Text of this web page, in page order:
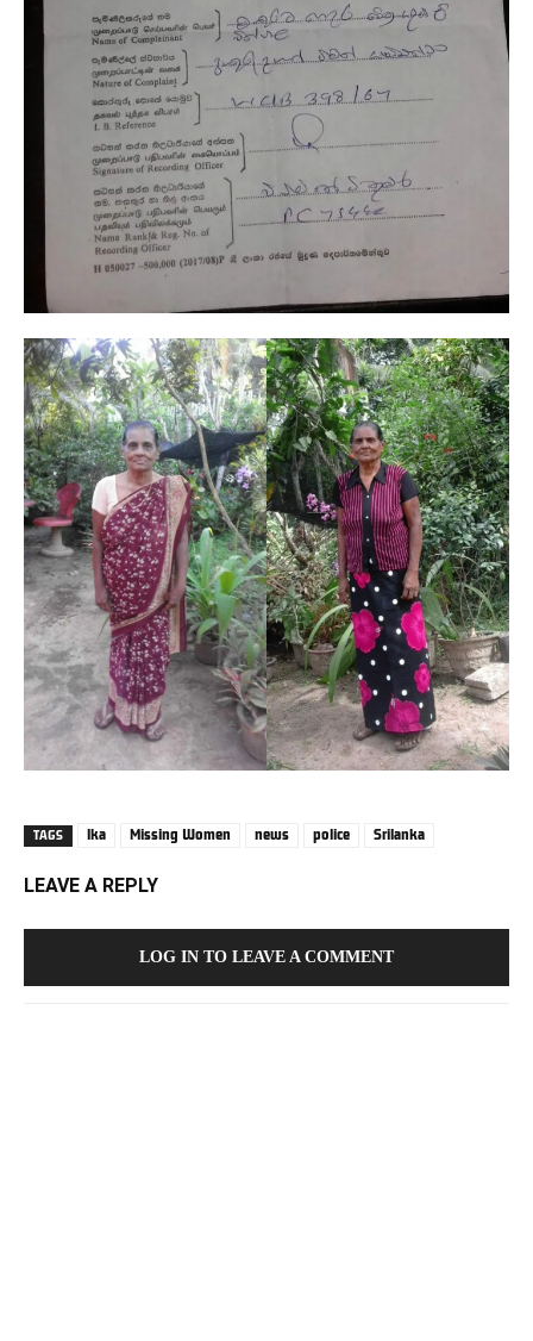
TAGS lka Missing Women news police Srilanka
LEAVE A REPLY
LOG IN TO LEAVE A COMMENT